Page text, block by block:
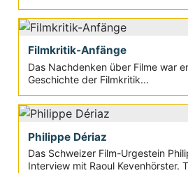
Filmkritik-Anfänge
Das Nachdenken über Filme war
Geschichte der Filmkritik...
Philippe Dériaz
Das Schweizer Film-Urgestein
Interview mit Raoul Kevenhörster.